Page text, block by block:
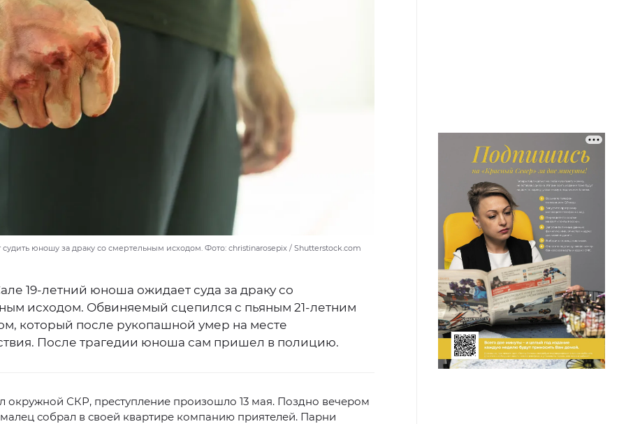
судить юношу за драку со смертельным исходом. Фото: christinarosepix / Shutterstock.com
19-летний юноша ожидает суда за драку со
исходом. Обвиняемый сцепился с пьяным 21-летним
который после рукопашной умер на месте
После трагедии юноша сам пришел в полицию.
окружной СКР, преступление произошло 13 мая. Поздно вечером
собрал в своей квартире компанию приятелей. Парни